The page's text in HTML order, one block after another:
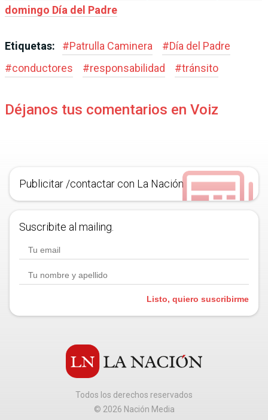
domingo Día del Padre
Etiquetas: #Patrulla Caminera #Día del Padre
#conductores #responsabilidad #tránsito
Déjanos tus comentarios en Voiz
Publicitar /contactar con La Nación
Suscribite al mailing.
Listo, quiero suscribirme
Todos los derechos reservados
© 2026 Nación Media